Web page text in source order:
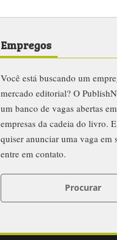
Empregos
Você está buscando um
mercado editorial? O
um banco de vagas abertas
empresas da cadeia do livro.
quiser anunciar uma vaga em
entre em contato.
Procurar